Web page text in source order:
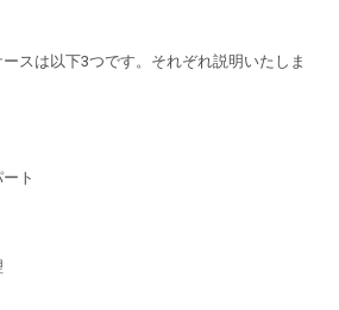
スは以下3つです。それぞれ説明いたしま
ト